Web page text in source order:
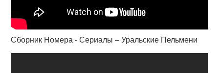
Сборник Номера - Сериалы – Уральские Пельмени